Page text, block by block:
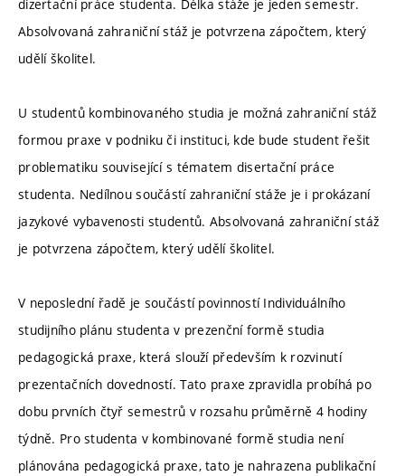
dizertační práce studenta. Délka stáže je jeden semestr.
Absolvovaná zahraniční stáž je potvrzena zápočtem, který
udělí školitel.
U studentů kombinovaného studia je možná zahraniční stáž
formou praxe v podniku či instituci, kde bude student řešit
problematiku související s tématem disertační práce
studenta. Nedílnou součástí zahraniční stáže je i prokázaní
jazykové vybavenosti studentů. Absolvovaná zahraniční stáž
je potvrzena zápočtem, který udělí školitel.
V neposlední řadě je součástí povinností Individuálního
studijního plánu studenta v prezenční formě studia
pedagogická praxe, která slouží především k rozvinutí
prezentačních dovedností. Tato praxe zpravidla probíhá po
dobu prvních čtyř semestrů v rozsahu průměrně 4 hodiny
týdně. Pro studenta v kombinované formě studia není
plánována pedagogická praxe, tato je nahrazena publikační